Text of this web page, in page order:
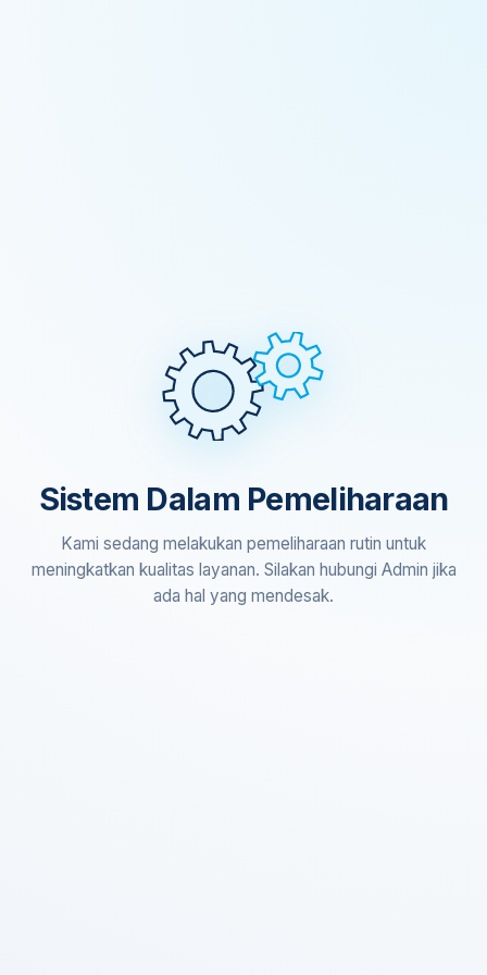
Sistem Dalam Pemeliharaan
Kami sedang melakukan pemeliharaan rutin untuk
meningkatkan kualitas layanan. Silakan hubungi Admin jika
ada hal yang mendesak.